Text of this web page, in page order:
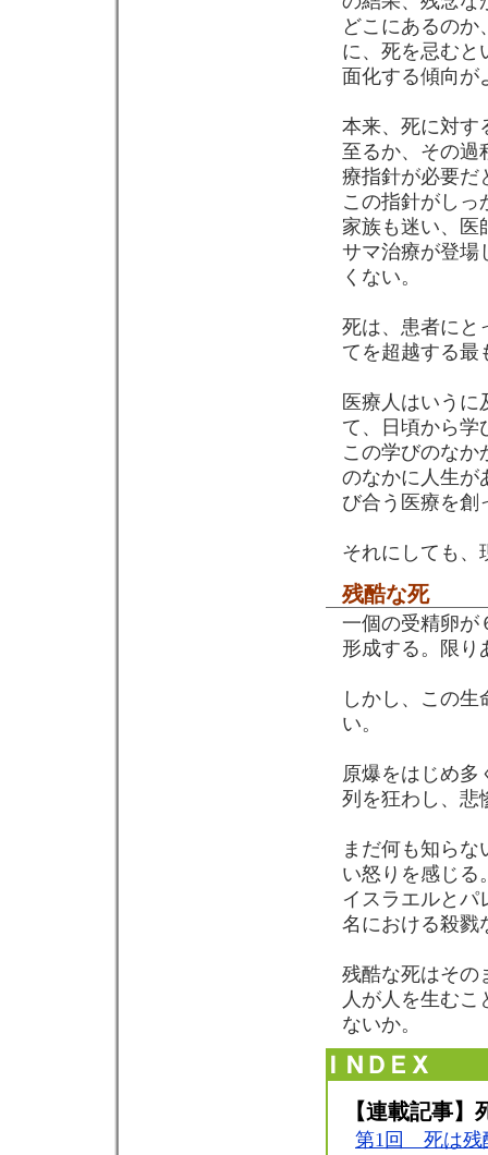
どこにあるの
に、死を忌むと
面化する傾向が
本来、死に対す
至るか、その過
療指針が必要だ
この指針がしっ
家族も迷い、医
サマ治療が登場
くない。
死は、患者にと
てを超越する最
医療人はいう
て、日頃から学
この学びのなか
のなかに人生が
び合う医療を創
それにしても、
残酷な死
一個の受精卵が
形成する。限り
しかし、この
い。
原爆をはじめ多
列を狂わし、悲
まだ何も知ら
い怒りを感じる
イスラエルとパ
名における殺戮
残酷な死はその
人が人を生む
ないか。
【連載記事】
第1回 死は残